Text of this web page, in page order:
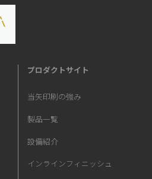
プロダクトサイト
当矢印刷の強み
製品一覧
設備紹介
インラインフィニッシュ